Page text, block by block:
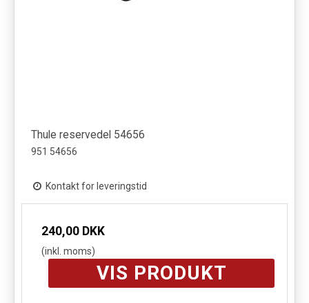
Thule reservedel 54656
951 54656
Kontakt for leveringstid
240,00 DKK
(inkl. moms)
VIS PRODUKT